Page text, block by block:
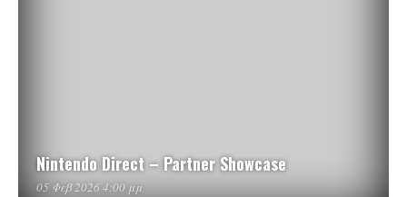
Nintendo Direct – Partner Showcase
05 Φεβ 2026 4:00 μμ